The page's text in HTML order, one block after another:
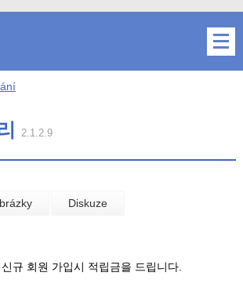
2.1.2.9
Diskuze
규 회원 가입시 적립금을 드립니다.